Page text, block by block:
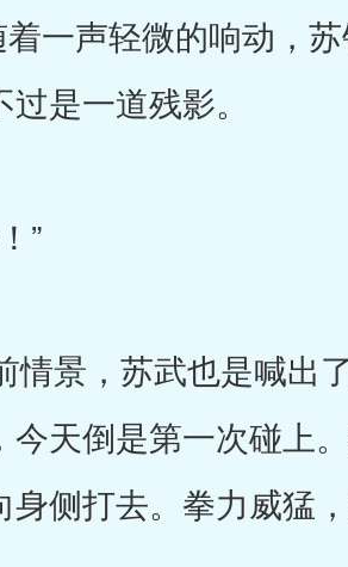
一声轻微的响动，
是一道残影。
”
景，苏武也是喊出
今天倒是第一次碰上
侧打去。拳力威猛